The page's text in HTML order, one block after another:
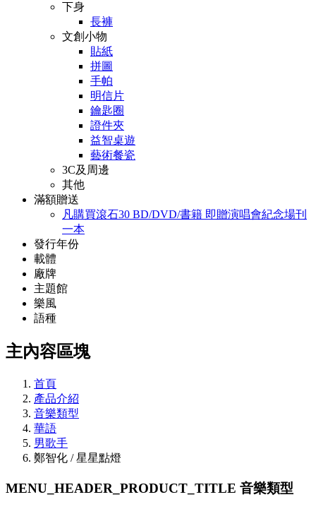
下身
長褲
文創小物
貼紙
拼圖
手帕
明信片
鑰匙圈
證件夾
益智桌遊
藝術餐瓷
3C及周邊
其他
滿額贈送
凡購買滾石30 BD/DVD/書籍 即贈演唱會紀念場刊
一本
發行年份
載體
廠牌
主題館
樂風
語種
主內容區塊
首頁
產品介紹
音樂類型
華語
男歌手
鄭智化 / 星星點燈
MENU_HEADER_PRODUCT_TITLE 音樂類型